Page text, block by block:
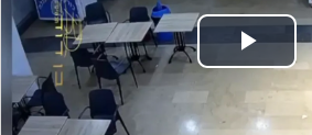
Play
Video